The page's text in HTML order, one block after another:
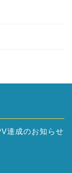
達成のお知らせ